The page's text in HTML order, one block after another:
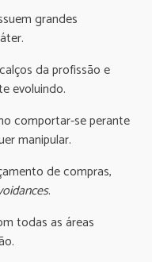
grandes
da profissão e
evoluindo.
comportar-se perante
manipular.
de compras,
.
todas as áreas